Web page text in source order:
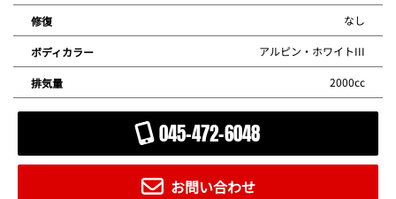
修復 なし
ボディカラー アルピン・ホワイトIII
排気量 2000cc
045-472-6048
お問い合わせ